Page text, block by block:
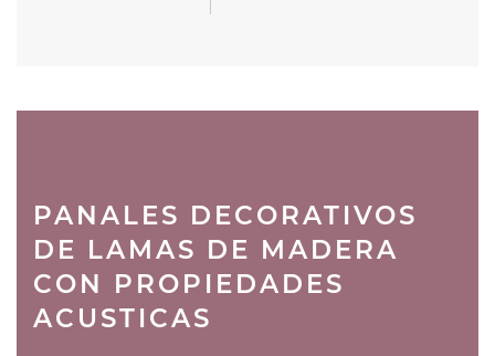
PANALES DECORATIVOS
DE LAMAS DE MADERA
CON PROPIEDADES
ACUSTICAS